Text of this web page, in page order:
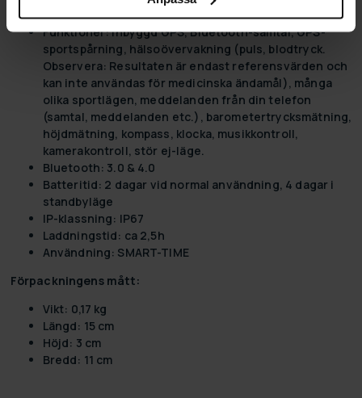
Skärmupplösning: 240x240px
Funktioner: Inbyggd GPS, Bluetooth-samtal, GPS-
sportspårning, hälsoövervakning (puls, blodtryck.
Observera: Resultaten är endast referensvärden och
kan inte användas för medicinska ändamål), många
olika sportlägen, meddelanden från din telefon
(samtal, meddelanden etc.), barometertrycksmätning,
höjdmätning, kompass, klocka, musikkontroll,
kamerakontroll, stör ej-läge.
Bluetooth: 3.0 & 4.0
Batteritid: 2 dagar vid normal användning, 4 dagar i
standbyläge
IP-klassning: IP67
Laddningstid: ca 2,5h
Användning: SMART-TIME
Förpackningens mått:
Vikt: 0,17 kg
Längd: 15 cm
Höjd: 3 cm
Bredd: 11 cm